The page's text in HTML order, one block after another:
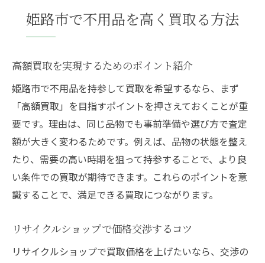
姫路市で不用品を高く買取る方法
高額買取を実現するためのポイント紹介
姫路市で不用品を持参して買取を希望するなら、まず
「高額買取」を目指すポイントを押さえておくことが重
要です。理由は、同じ品物でも事前準備や選び方で査定
額が大きく変わるためです。例えば、品物の状態を整え
たり、需要の高い時期を狙って持参することで、より良
い条件での買取が期待できます。これらのポイントを意
識することで、満足できる買取につながります。
リサイクルショップで価格交渉するコツ
リサイクルショップで買取価格を上げたいなら、交渉の